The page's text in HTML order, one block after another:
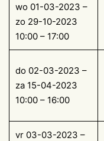
wo 01-03-2023 –
zo 29-10-2023
10:00 – 17:00
do 02-03-2023 –
za 15-04-2023
10:00 – 16:00
vr 03-03-2023 –